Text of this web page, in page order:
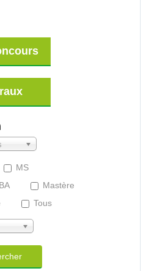
MS
Mastère
Tous